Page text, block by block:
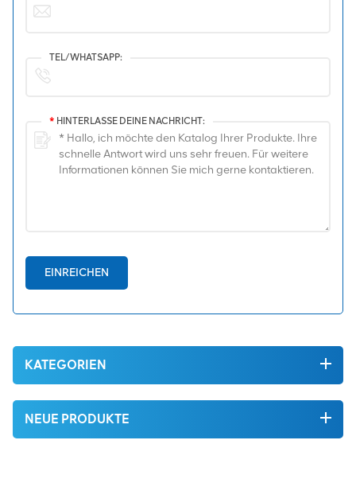
TEL/WHATSAPP:
* HINTERLASSE DEINE NACHRICHT:
EINREICHEN
KATEGORIEN
NEUE PRODUKTE